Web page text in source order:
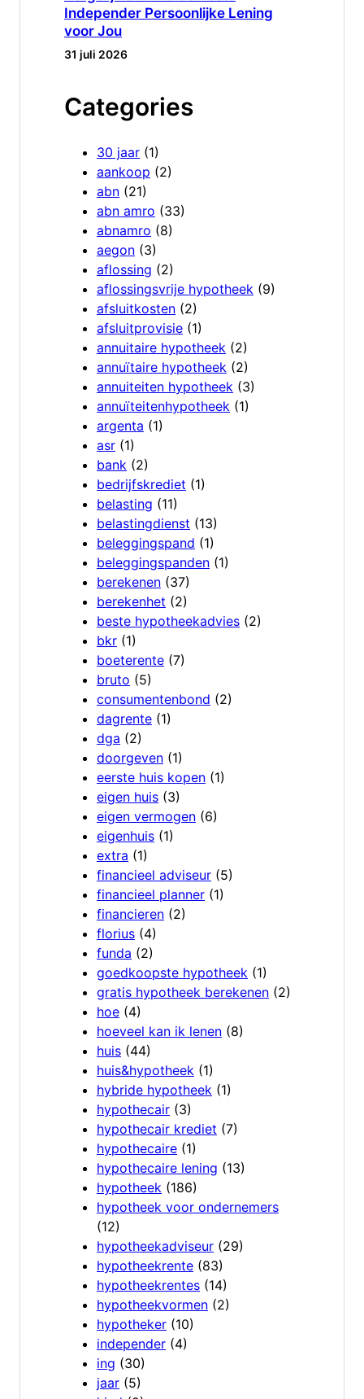
Independer Persoonlijke Lening
voor Jou
31 juli 2026
Categories
30 jaar (1)
aankoop (2)
abn (21)
abn amro (33)
abnamro (8)
aegon (3)
aflossing (2)
aflossingsvrije hypotheek (9)
afsluitkosten (2)
afsluitprovisie (1)
annuitaire hypotheek (2)
annuïtaire hypotheek (2)
annuiteiten hypotheek (3)
annuïteitenhypotheek (1)
argenta (1)
asr (1)
bank (2)
bedrijfskrediet (1)
belasting (11)
belastingdienst (13)
beleggingspand (1)
beleggingspanden (1)
berekenen (37)
berekenhet (2)
beste hypotheekadvies (2)
bkr (1)
boeterente (7)
bruto (5)
consumentenbond (2)
dagrente (1)
dga (2)
doorgeven (1)
eerste huis kopen (1)
eigen huis (3)
eigen vermogen (6)
eigenhuis (1)
extra (1)
financieel adviseur (5)
financieel planner (1)
financieren (2)
florius (4)
funda (2)
goedkoopste hypotheek (1)
gratis hypotheek berekenen (2)
hoe (4)
hoeveel kan ik lenen (8)
huis (44)
huis&hypotheek (1)
hybride hypotheek (1)
hypothecair (3)
hypothecair krediet (7)
hypothecaire (1)
hypothecaire lening (13)
hypotheek (186)
hypotheek voor ondernemers
(12)
hypotheekadviseur (29)
hypotheekrente (83)
hypotheekrentes (14)
hypotheekvormen (2)
hypotheker (10)
independer (4)
ing (30)
jaar (5)